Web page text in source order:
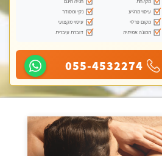
עיסוי מרגיע
נקי ומסודר
מקום פרטי
עיסוי מקצועי
תמונה אמיתית
דוברת עיברית
055-4532274